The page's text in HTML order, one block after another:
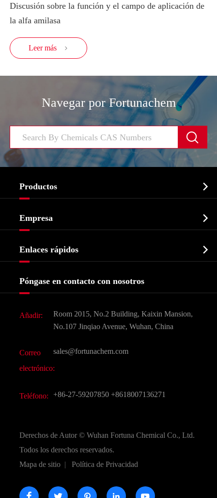
Discusión sobre la función y el campo de aplicación de
la alfa amilasa
Leer más 
Navegar por Fortunachem

Productos 
Bioquímico
Agroquímicos e intermedios
Ingredientes Cosméticos
Sabores y fragancias
CAS químico
Todos los productos químicos finos
Empresa 
Historia de la empresa
Enlaces rápidos 
Preguntas frecuentes (FAQ)
Póngase en contacto con nosotros
Añadir:
Room 2015, No.2 Building, Kaixin Mansion,
No.107 Jinqiao Avenue, Wuhan, China
Correo
electrónico:
sales@fortunachem.com
Teléfono: +86-27-59207850 +8618007136271
Derechos de Autor © Wuhan Fortuna Chemical Co., Ltd.
Todos los derechos reservados.
Mapa de sitio | Política de Privacidad